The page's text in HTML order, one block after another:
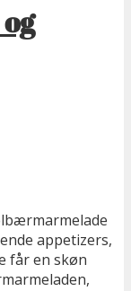
appetizers,
får en skøn